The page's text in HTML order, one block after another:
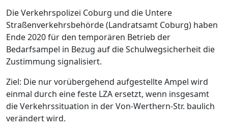
Die Verkehrspolizei Coburg und die Untere
Straßenverkehrsbehörde (Landratsamt Coburg) haben
Ende 2020 für den temporären Betrieb der
Bedarfsampel in Bezug auf die Schulwegsicherheit die
Zustimmung signalisiert.
Ziel: Die nur vorübergehend aufgestellte Ampel wird
einmal durch eine feste LZA ersetzt, wenn insgesamt
die Verkehrssituation in der Von-Werthern-Str. baulich
verändert wird.